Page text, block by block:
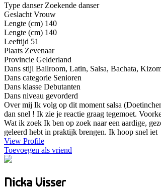
Type danser Zoekende danser
Geslacht Vrouw
Lengte (cm) 140
Lengte (cm) 140
Leeftijd 51
Plaats Zevenaar
Provincie Gelderland
Dans stijl Ballroom, Latin, Salsa, Bachata,
Dans categorie Senioren
Dans klasse Debutanten
Dans niveau gevorderd
Over mij Ik volg op dit moment salsa
dan snel ! Ik zie je reactie graag tegemoet.
Wat ik zoek Ik ben op zoek naar een aardige,
geleerd hebt in praktijk brengen. Ik hoop snel iet
View Profile
Toevoegen als vriend
Nicka Visser